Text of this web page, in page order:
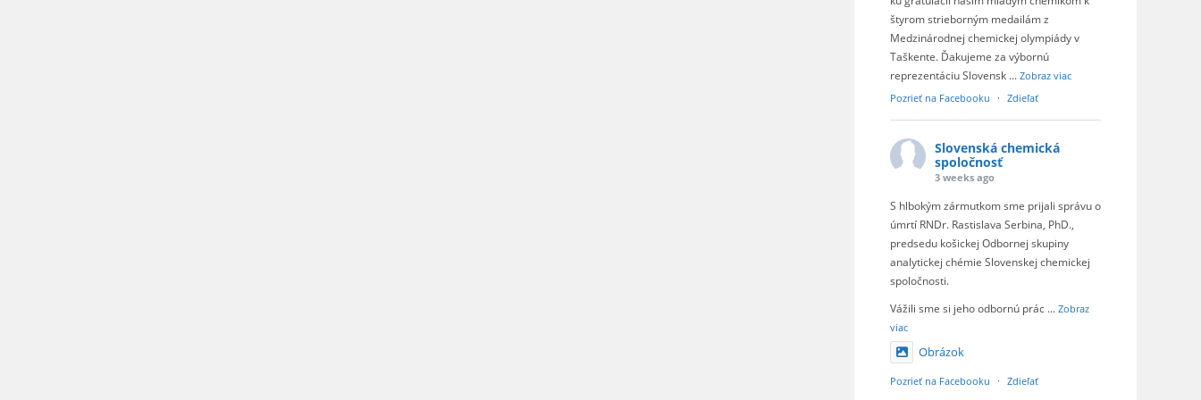
štyrom strieborným medailám z
Medzinárodnej chemickej olympiády v
Taškente. Ďakujeme za výbornú
reprezentáciu Slovensk ... Zobraz viac
Pozrieť na Facebooku
· Zdieľať
Slovenská chemická
spoločnosť
3 weeks ago
S hlbokým zármutkom sme prijali správu o
úmrtí RNDr. Rastislava Serbina, PhD.,
predsedu košickej Odbornej skupiny
analytickej chémie Slovenskej chemickej
spoločnosti.
Vážili sme si jeho odbornú prác ... Zobraz
viac
Obrázok
Pozrieť na Facebooku · Zdieľať